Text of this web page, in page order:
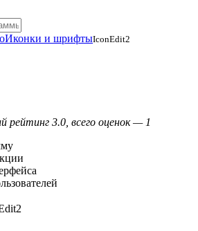
Иконки и шрифтыIconEdit2
рейтинг 3.0, всего оценок — 1